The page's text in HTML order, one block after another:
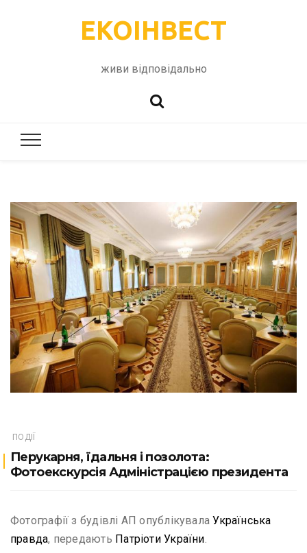
ЕКОІНВЕСТ
живи відповідально
ПОДІЇ
Перукарня, їдальня і позолота:
Фотоекскурсія Адміністрацією президента
Фотографії з будівлі АП опублікувалаУкраїнська
правда, передають Патріоти України.